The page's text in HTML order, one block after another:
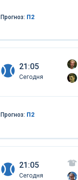
Прогноз: П2
21:05
Сегодня
Прогноз: П2
21:05
Сегодня